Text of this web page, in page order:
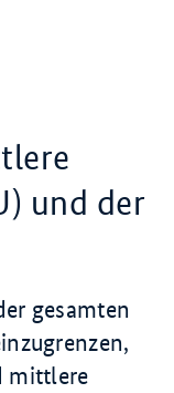
und der
gesamten
mittlere